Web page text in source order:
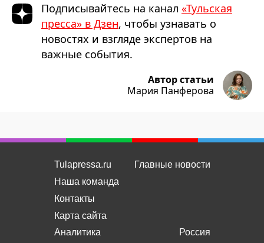
Подписывайтесь на канал «Тульская
пресса» в Дзен, чтобы узнавать о
новостях и взгляде экспертов на
важные события.
Автор статьи
Мария Панферова
Tulapressa.ru
Наша команда
Контакты
Карта сайта
Главные новости
Аналитика
Россия